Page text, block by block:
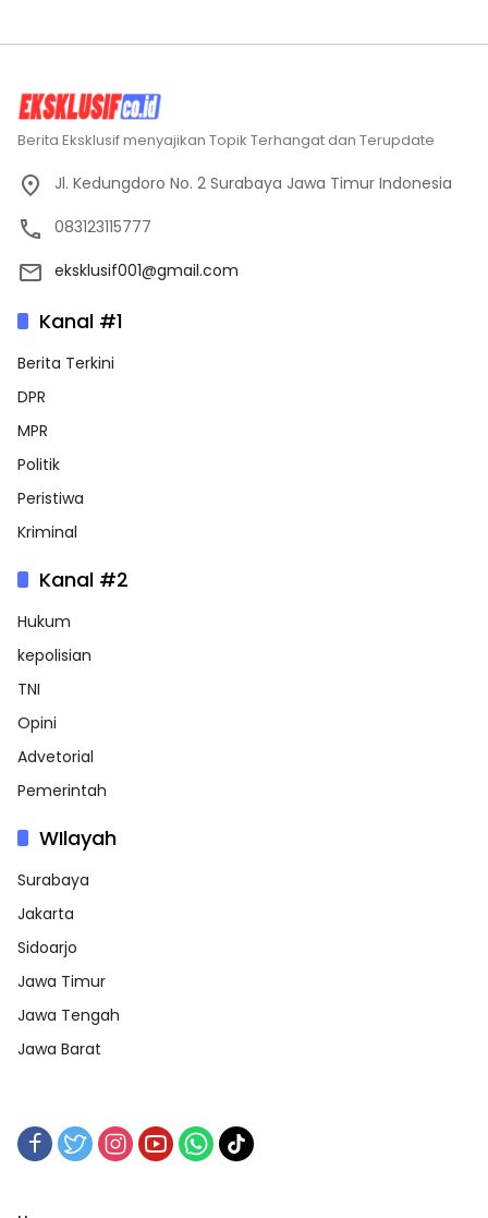
Berita Eksklusif menyajikan Topik Terhangat dan Terupdate
Jl. Kedungdoro No. 2 Surabaya Jawa Timur Indonesia
083123115777
eksklusif001@gmail.com
Kanal #1
Berita Terkini
DPR
MPR
Politik
Peristiwa
Kriminal
Kanal #2
Hukum
kepolisian
TNI
Opini
Advetorial
Pemerintah
WIlayah
Surabaya
Jakarta
Sidoarjo
Jawa Timur
Jawa Tengah
Jawa Barat